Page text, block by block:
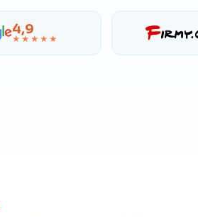
4,9
★★★★★